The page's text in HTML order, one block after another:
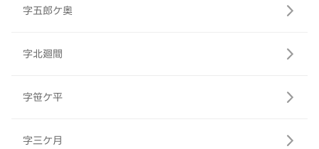
字五郎ケ奥
字北廻間
字笹ケ平
字三ケ月